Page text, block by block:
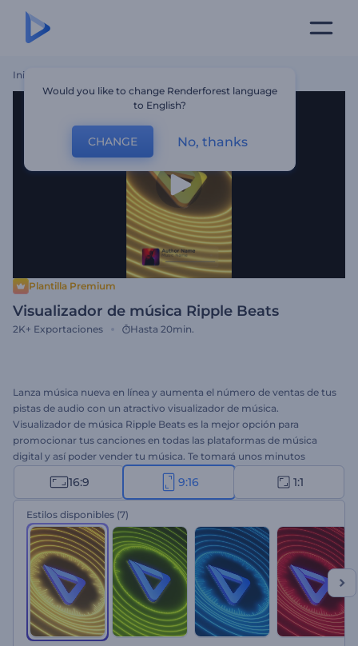
Inicio
Plantilla Premium
Visualizador de música Ripple Beats
2K+ Exportaciones Hasta 20min.
Lanza música nueva en línea y aumenta el número de ventas de tus
pistas de audio con un atractivo visualizador de música.
Visualizador de música Ripple Beats es la mejor opción para
promocionar tus canciones en todas las plataformas de música
digital y así poder vender tu música. Te tomará unos minutos
cargar tu pista, escribir el título de la canción y el nombre del artista
y obtener un visualizador de música moderno. Es perfecto para
lanzamientos de nuevas canciones, de álbumes, promociones de
sencillos en YouTube y muchos proyectos más. ¡Pruébalo ahora!
16:9 9:16 1:1
Estilos disponibles (7)
Would you like to change Renderforest language
to English?
CHANGE No, thanks